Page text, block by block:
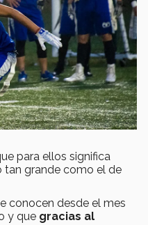
para ellos significa
tan grande como el de
conocen desde el mes
y que gracias al